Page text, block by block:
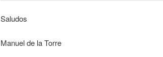
Saludos
Manuel de la Torre